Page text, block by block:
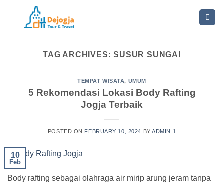
content
TAG ARCHIVES:SUSUR SUNGAI
TEMPAT WISATA, UMUM
5 Rekomendasi Lokasi Body Rafting
Jogja Terbaik
POSTED ON FEBRUARY 10, 2024 BYADMIN 1
10
Feb
Body rafting sebagai olahraga air mirip arung jeram tanpa